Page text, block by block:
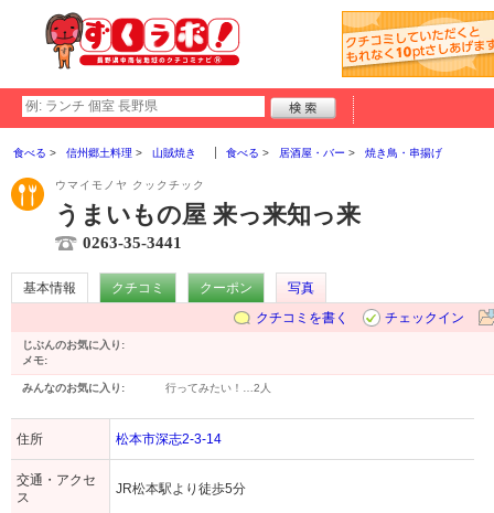
食べる 信州郷土料理 山賊焼き 食べる 居酒屋・バー 焼き鳥・串揚げ
ウマイモノヤ クックチック
うまいもの屋 来っ来知っ来
0263-35-3441
基本情報 クチコミ クーポン
写真
クチコミを書く
チェックイン
じぶんのお気に入り:
メモ:
みんなのお気に入り: 行ってみたい！… 2人
住所 松本市深志2-3-14
交通・アクセ
ス
JR松本駅より徒歩5分